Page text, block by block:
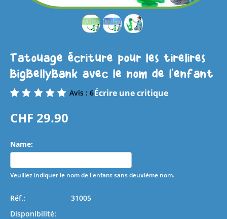
Tatouage écriture pour les tirelires
BigBellyBank avec le nom de l'enfant
Avis : 6Écrire une critique
CHF 29.90
Name:
Veuillez indiquer le nom de l'enfant sans deuxième nom.
Réf.:
31005
Disponibilité: